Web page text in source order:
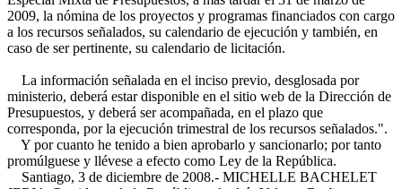
2009, la nómina de los proyectos y programas financiados con cargo
a los recursos señalados, su calendario de ejecución y también, en
caso de ser pertinente, su calendario de licitación.
La información señalada en el inciso previo, desglosada por
ministerio, deberá estar disponible en el sitio web de la Dirección de
Presupuestos, y deberá ser acompañada, en el plazo que
corresponda, por la ejecución trimestral de los recursos señalados.".
Y por cuanto he tenido a bien aprobarlo y sancionarlo; por tanto
promúlguese y llévese a efecto como Ley de la República.
Santiago, 3 de diciembre de 2008.- MICHELLE BACHELET